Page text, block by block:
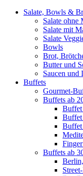
Salate, Bowls &
Salate ohne
Salate mit
Salate
Bowls
Brot,
Butter und
Saucen und
Buffets
Gourmet-
Buffets ab
Buffet
Buffet
Buffets ab